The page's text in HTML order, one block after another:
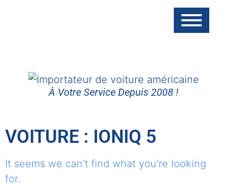
À Votre Service Depuis 2008 !
VOITURE : IONIQ 5
It seems we can't find what you're looking
for.